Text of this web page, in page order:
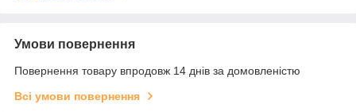
Умови повернення
Повернення товару впродовж 14 днів за домовленістю
Всі умови повернення